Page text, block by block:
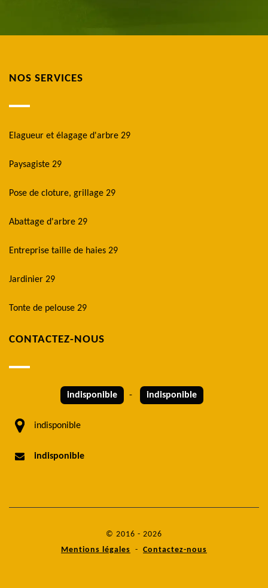
NOS SERVICES
Elagueur et élagage d'arbre 29
Paysagiste 29
Pose de cloture, grillage 29
Abattage d'arbre 29
Entreprise taille de haies 29
Jardinier 29
Tonte de pelouse 29
CONTACTEZ-NOUS
indisponible - indisponible
indisponible
indisponible
© 2016 - 2026
Mentions légales - Contactez-nous